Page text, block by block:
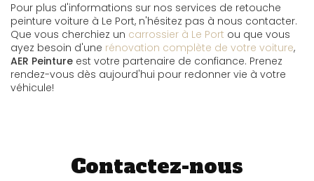
Pour plus d'informations sur nos services de retouche
peinture voiture à Le Port, n'hésitez pas à nous contacter.
Que vous cherchiez un carrossier à Le Port ou que vous
ayez besoin d'une rénovation complète de votre voiture,
AER Peinture est votre partenaire de confiance. Prenez
rendez-vous dès aujourd'hui pour redonner vie à votre
véhicule!
Contactez-nous